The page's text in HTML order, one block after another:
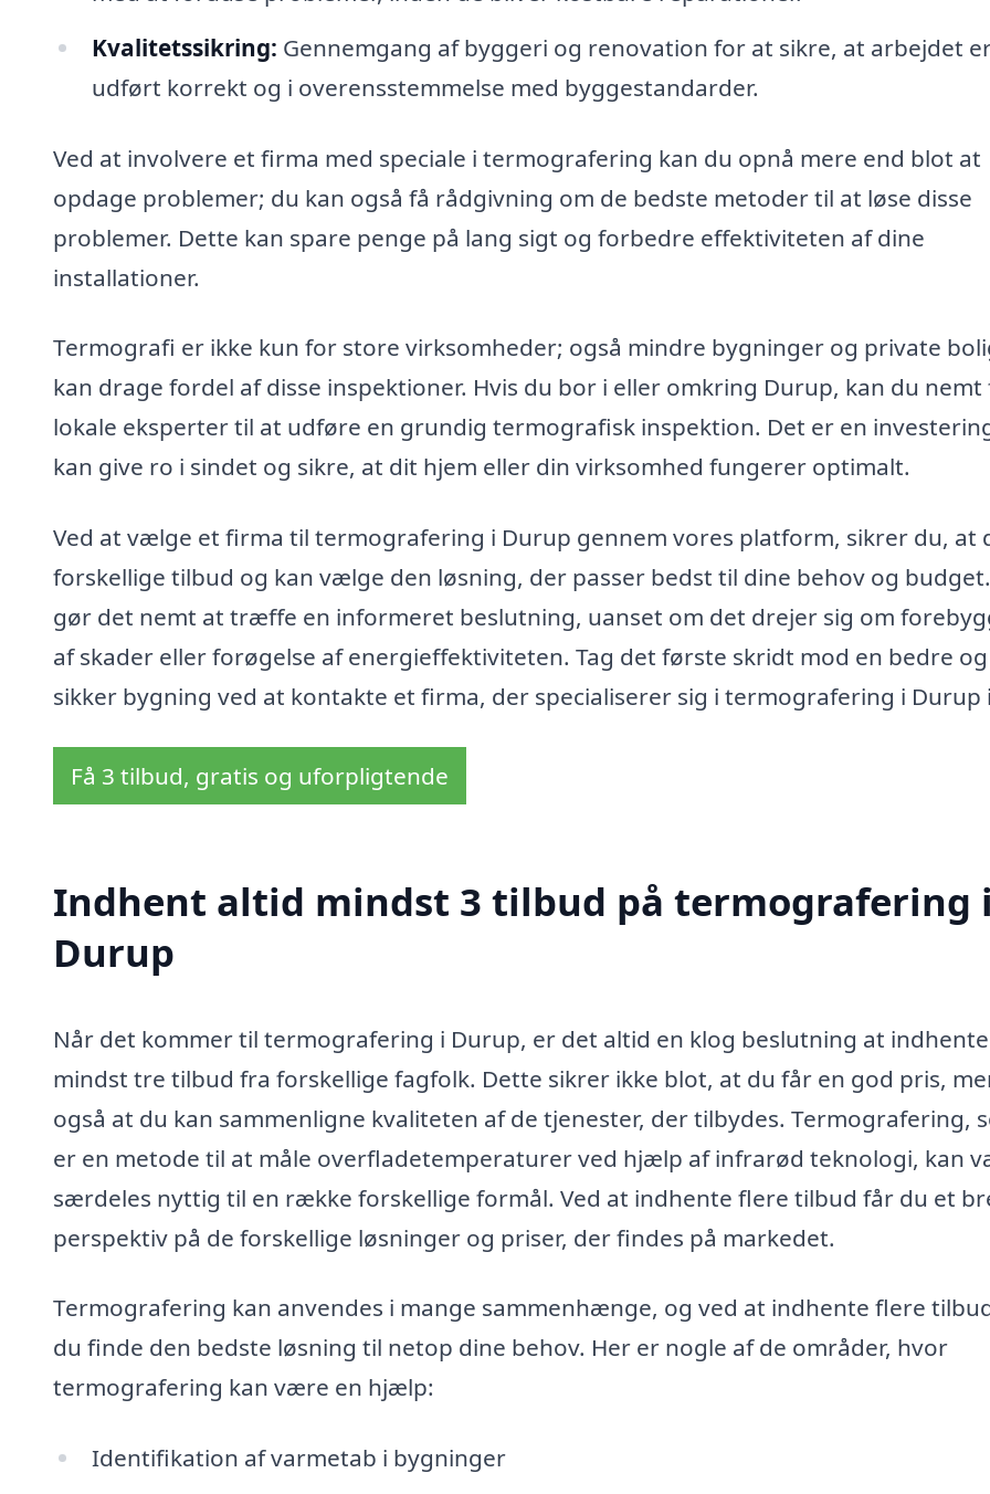
Kvalitetssikring: Gennemgang af byggeri og renovation for at sikre, at arbejdet
udført korrekt og i overensstemmelse med byggestandarder.
Ved at involvere et firma med speciale i termografering kan du opnå mere end blot at
opdage problemer; du kan også få rådgivning om de bedste metoder til at løse disse
problemer. Dette kan spare penge på lang sigt og forbedre effektiviteten af dine
installationer.
Termografi er ikke kun for store virksomheder; også mindre bygninger og private
kan drage fordel af disse inspektioner. Hvis du bor i eller omkring Durup, kan du
lokale eksperter til at udføre en grundig termografisk inspektion. Det er en
kan give ro i sindet og sikre, at dit hjem eller din virksomhed fungerer optimalt.
Ved at vælge et firma til termografering i Durup gennem vores platform, sikrer du, at
forskellige tilbud og kan vælge den løsning, der passer bedst til dine behov og
gør det nemt at træffe en informeret beslutning, uanset om det drejer sig om
af skader eller forøgelse af energieffektiviteten. Tag det første skridt mod en bedre
sikker bygning ved at kontakte et firma, der specialiserer sig i termografering i Durup
Få 3 tilbud, gratis og uforpligtende
Indhent altid mindst 3 tilbud på termografering
Durup
Når det kommer til termografering i Durup, er det altid en klog beslutning at indhente
mindst tre tilbud fra forskellige fagfolk. Dette sikrer ikke blot, at du får en god pris,
også at du kan sammenligne kvaliteten af de tjenester, der tilbydes. Termografering,
er en metode til at måle overfladetemperaturer ved hjælp af infrarød teknologi, kan
særdeles nyttig til en række forskellige formål. Ved at indhente flere tilbud får du et
perspektiv på de forskellige løsninger og priser, der findes på markedet.
Termografering kan anvendes i mange sammenhænge, og ved at indhente flere
du finde den bedste løsning til netop dine behov. Her er nogle af de områder, hvor
termografering kan være en hjælp:
Identifikation af varmetab i bygninger